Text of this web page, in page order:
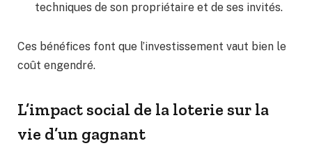
techniques de son propriétaire et de ses invités.
Ces bénéfices font que l’investissement vaut bien le
coût engendré.
L’impact social de la loterie sur la
vie d’un gagnant